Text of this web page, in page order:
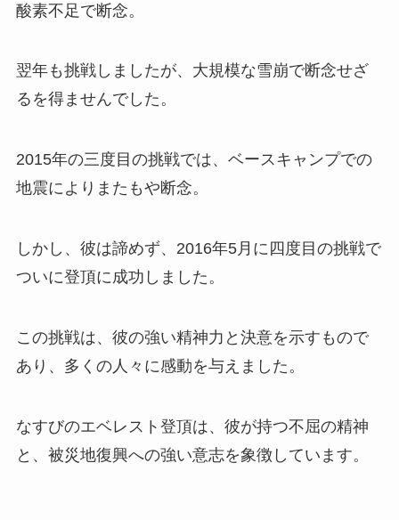
酸素不足で断念。
翌年も挑戦しましたが、大規模な雪崩で断念せざ
るを得ませんでした。
2015年の三度目の挑戦では、ベースキャンプでの
地震によりまたもや断念。
しかし、彼は諦めず、2016年5月に四度目の挑戦で
ついに登頂に成功しました。
この挑戦は、彼の強い精神力と決意を示すもので
あり、多くの人々に感動を与えました。
なすびのエベレスト登頂は、彼が持つ不屈の精神
と、被災地復興への強い意志を象徴しています。